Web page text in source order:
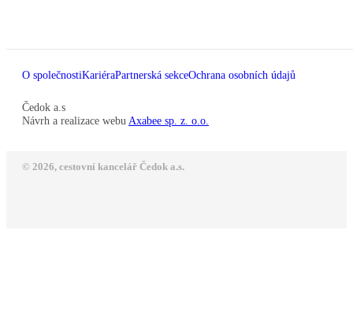
O společnostiKariéraPartnerská sekceOchrana osobních údajů
Čedok a.s
Návrh a realizace webu Axabee sp. z. o.o.
© 2026, cestovní kancelář Čedok a.s.